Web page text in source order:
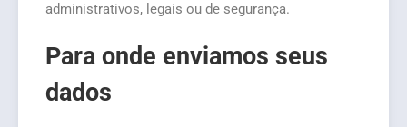
administrativos, legais ou de segurança.
Para onde enviamos seus
dados